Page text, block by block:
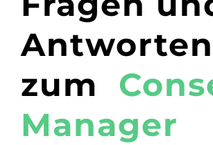
Antworten
zum
Manager